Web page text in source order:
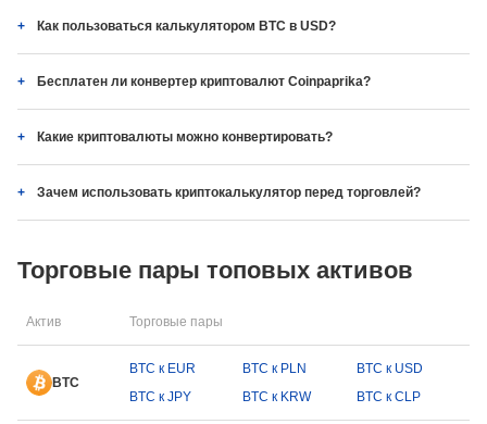
Как пользоваться калькулятором BTC в USD?
Бесплатен ли конвертер криптовалют Coinpaprika?
Какие криптовалюты можно конвертировать?
Зачем использовать криптокалькулятор перед торговлей?
Торговые пары топовых активов
Актив Торговые пары
BTC
BTC к EUR BTC к PLN
BTC к USD
BTC к JPY
BTC к KRW BTC к CLP